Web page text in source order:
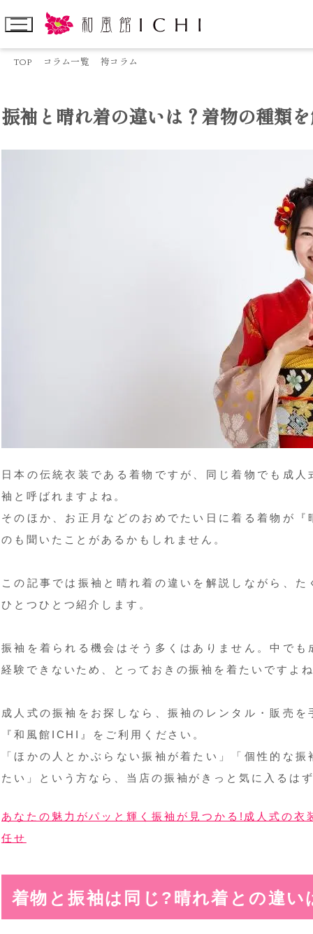
TOP コラム一覧 袴コラム
振袖と晴れ着の違いは？着物の種類
日本の伝統衣装である着物ですが、同じ着物でも成
袖と呼ばれますよね。
そのほか、お正月などのおめでたい日に着る着物が
のも聞いたことがあるかもしれません。
この記事では振袖と晴れ着の違いを解説しながら、
ひとつひとつ紹介します。
振袖を着られる機会はそう多くはありません。中で
経験できないため、とっておきの振袖を着たいですよ
成人式の振袖をお探しなら、振袖のレンタル・販売
『和風館ICHI』をご利用ください。
「ほかの人とかぶらない振袖が着たい」「個性的な
たい」という方なら、当店の振袖がきっと気に入るは
あなたの魅力がパッと輝く振袖が見つかる!成人式の
任せ
着物と振袖は同じ?晴れ着との違い